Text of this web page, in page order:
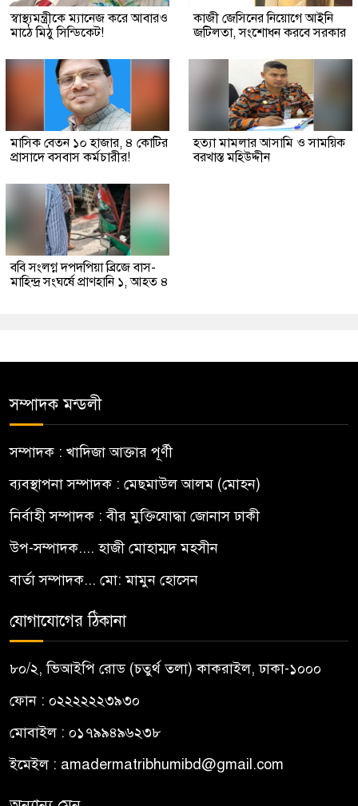
স্বাস্থ্যমন্ত্রীকে ম্যানেজ করে আবারও
মাঠে মিঠু সিন্ডিকেট!
কাজী জেসিনের নিয়োগে আইনি
জটিলতা, সংশোধন করবে সরকার
মাসিক বেতন ১০ হাজার, ৪ কোটির
প্রাসাদে বসবাস কর্মচারীর!
হত্যা মামলার আসামি ও সাময়িক
বরখাস্ত মহিউদ্দীন
ববি সংলগ্ন দপদপিয়া ব্রিজে বাস-
মাহিন্দ্র সংঘর্ষে প্রাণহানি ১, আহত ৪
সম্পাদক মন্ডলী
সম্পাদক : খাদিজা আক্তার পূর্ণী
ব্যবস্থাপনা সম্পাদক : মেছমাউল আলম (মোহন)
নির্বাহী সম্পাদক : বীর মুক্তিযোদ্ধা জোনাস ঢাকী
উপ-সম্পাদক.... হাজী মোহাম্মদ মহসীন
বার্তা সম্পাদক... মো: মামুন হোসেন
যোগাযোগের ঠিকানা
৮০/২, ভিআইপি রোড (চতুর্থ তলা) কাকরাইল, ঢাকা-১০০০
ফোন : ০২২২২২২৩৯৩০
মোবাইল : ০১৭৯৯৪৯৬২৩৮
ইমেইল : amadermatribhumibd@gmail.com